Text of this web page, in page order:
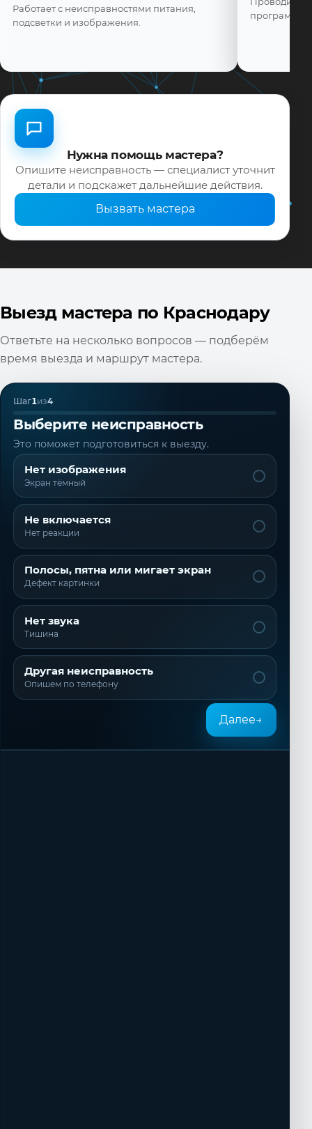
Работает с неисправностями питания,
подсветки и изображения.
Нужна помощь мастера?
Опишите неисправность — специалист уточнит
детали и подскажет дальнейшие действия.
Вызвать мастера
Выезд мастера по Краснодару
Ответьте на несколько вопросов — подберём
время выезда и маршрут мастера.
Шаг1из4
Выберите неисправность
Это поможет подготовиться к выезду.
Нет изображения
Экран тёмный
Не включается
Нет реакции
Полосы, пятна или мигает экран
Дефект картинки
Нет звука
Тишина
Другая неисправность
Опишем по телефону
Далее→